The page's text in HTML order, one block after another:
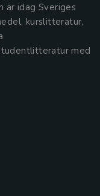
är idag Sveriges
kurslitteratur,
med